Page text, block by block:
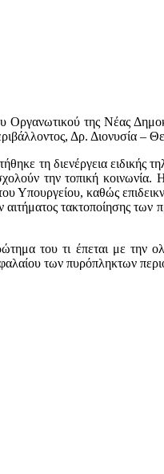
της Νέας
Δρ. Διονυσία –
τη διενέργεια ειδικής
την τοπική
καθώς
αιτήματος τακτοποίησης
του τι έπεται με την
των πυρόπληκτων